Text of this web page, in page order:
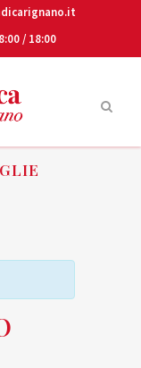
/ 18:00